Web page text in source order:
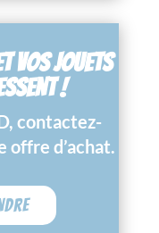
VOS JOUETS
!
contactez-
offre d’achat.